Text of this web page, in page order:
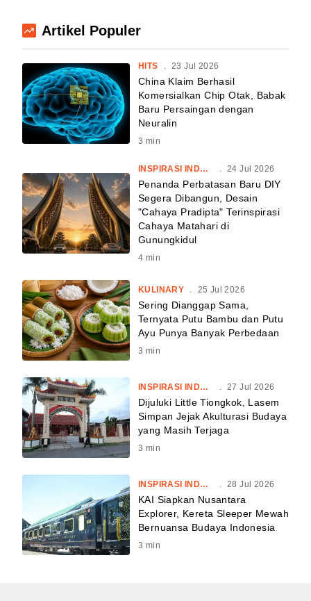
Artikel Populer
HITS 23 Jul 2026
China Klaim Berhasil
Komersialkan Chip Otak, Babak
Baru Persaingan dengan
Neuralin
3 min
INSPIRASI INDONESIA 24 Jul 2026
Penanda Perbatasan Baru DIY
Segera Dibangun, Desain
"Cahaya Pradipta" Terinspirasi
Cahaya Matahari di
Gunungkidul
4 min
KULINARY 25 Jul 2026
Sering Dianggap Sama,
Ternyata Putu Bambu dan Putu
Ayu Punya Banyak Perbedaan
3 min
INSPIRASI INDONESIA . 27 Jul 2026
Dijuluki Little Tiongkok, Lasem
Simpan Jejak Akulturasi Budaya
yang Masih Terjaga
3 min
INSPIRASI INDONESIA . 28 Jul 2026
KAI Siapkan Nusantara
Explorer, Kereta Sleeper Mewah
Bernuansa Budaya Indonesia
3 min